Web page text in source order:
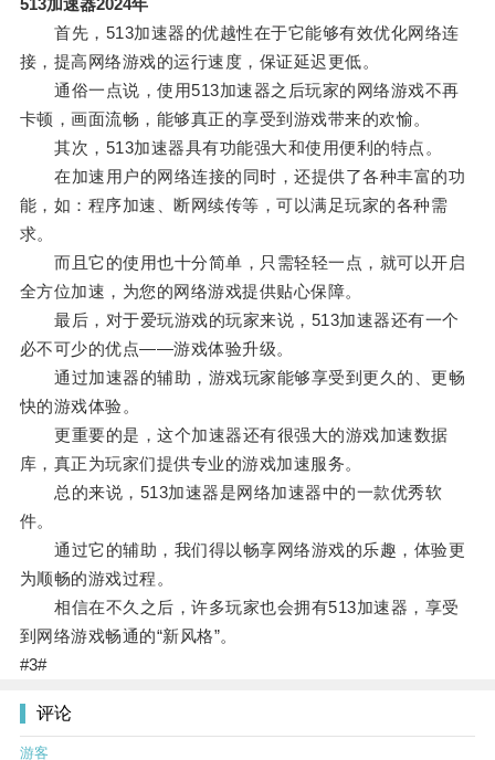
513加速器2024年
首先，513加速器的优越性在于它能够有效优化网络连
接，提高网络游戏的运行速度，保证延迟更低。
通俗一点说，使用513加速器之后玩家的网络游戏不再
卡顿，画面流畅，能够真正的享受到游戏带来的欢愉。
其次，513加速器具有功能强大和使用便利的特点。
在加速用户的网络连接的同时，还提供了各种丰富的功
能，如：程序加速、断网续传等，可以满足玩家的各种需
求。
而且它的使用也十分简单，只需轻轻一点，就可以开启
全方位加速，为您的网络游戏提供贴心保障。
最后，对于爱玩游戏的玩家来说，513加速器还有一个
必不可少的优点——游戏体验升级。
通过加速器的辅助，游戏玩家能够享受到更久的、更畅
快的游戏体验。
更重要的是，这个加速器还有很强大的游戏加速数据
库，真正为玩家们提供专业的游戏加速服务。
总的来说，513加速器是网络加速器中的一款优秀软
件。
通过它的辅助，我们得以畅享网络游戏的乐趣，体验更
为顺畅的游戏过程。
相信在不久之后，许多玩家也会拥有513加速器，享受
到网络游戏畅通的“新风格”。
#3#
评论
游客